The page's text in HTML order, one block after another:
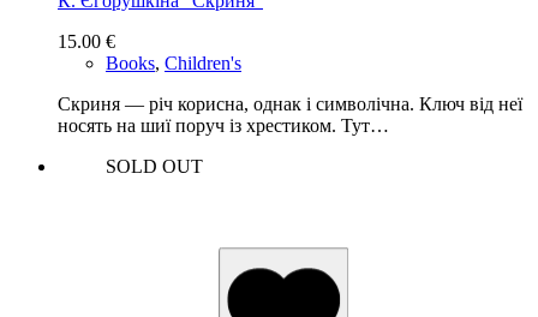
15.00 €
Books, Children's
Скриня — річ корисна, однак і символічна. Ключ від неї
носять на шиї поруч із хрестиком. Тут…
SOLD OUT